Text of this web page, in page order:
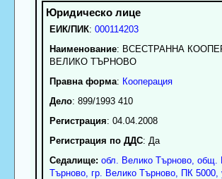
ЕИК/ПИК: 000114203
Наименование: ВСЕСТРАННА
ВЕЛИКО ТЪРНОВО
Правна форма: Кооперация
Дело: 899/1993 410
Регистрация: 04.04.2008
Регистрация по ДДС: Да
Седалище: обл. Велико Търново, общ.
Търново, гр. Велико Търново, ПК 5000,